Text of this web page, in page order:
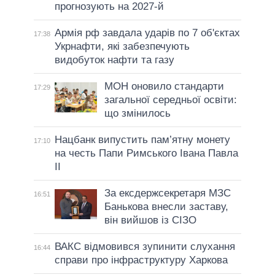
прогнозують на 2027-й
17:38 Армія рф завдала ударів по 7 об'єктах
Укрнафти, які забезпечують
видобуток нафти та газу
17:29
МОН оновило стандарти
загальної середньої освіти:
що змінилось
17:10
Нацбанк випустить пам’ятну монету
на честь Папи Римського Івана Павла
16:51
За ексдержсекретаря МЗС
Банькова внесли заставу,
він вийшов із СІЗО
16:44
ВАКС відмовився зупинити слухання
справи про інфраструктуру Харкова